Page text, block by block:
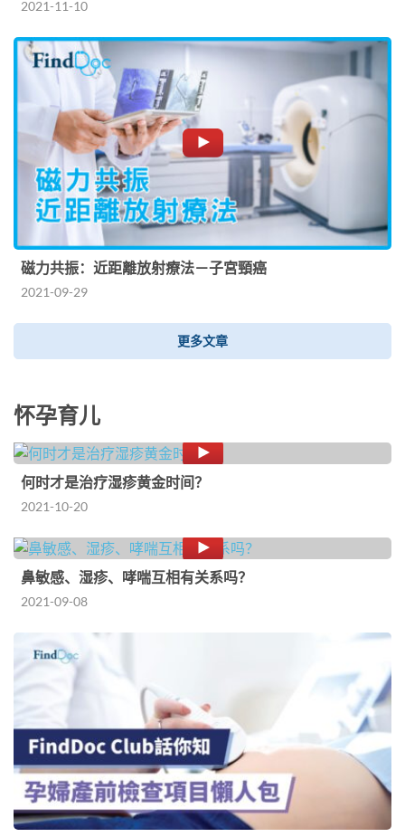
2021-11-10
磁力共振：近距離放射療法－子宮頸癌
2021-09-29
更多文章
怀孕育儿
何时才是治疗湿疹黄金时间？
2021-10-20
鼻敏感、湿疹、哮喘互相有关系吗？
2021-09-08